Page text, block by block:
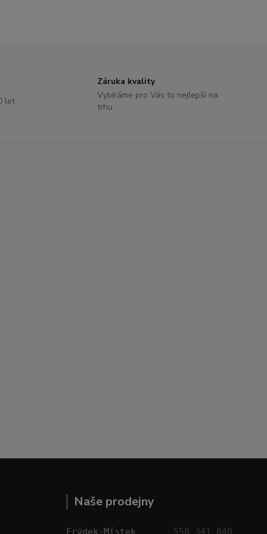
let
Záruka kvality
Vybíráme pro Vás to nejlepší na
trhu
Naše prodejny
Frýdek-Místek 558 341 840